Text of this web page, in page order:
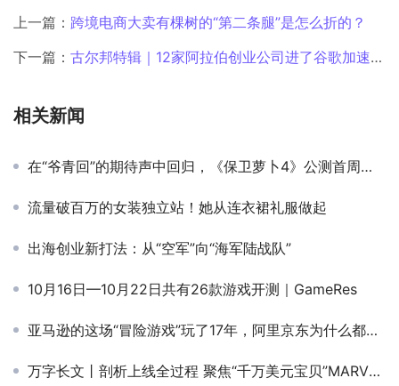
上一篇： 跨境电商大卖有棵树的“第二条腿”是怎么折的？
下一篇： 古尔邦特辑｜12家阿拉伯创业公司进了谷歌加速器，哪家最有可能孵化？
相关新闻
在“爷青回”的期待声中回归，《保卫萝卜4》公测首周的成绩如何
流量破百万的女装独立站！她从连衣裙礼服做起
出海创业新打法：从“空军”向“海军陆战队”
10月16日—10月22日共有26款游戏开测｜GameRes
亚马逊的这场“冒险游戏”玩了17年，阿里京东为什么都学不了？
万字长文丨剖析上线全过程 聚焦“千万美元宝贝”MARVEL SNAP的“发家史”（下）